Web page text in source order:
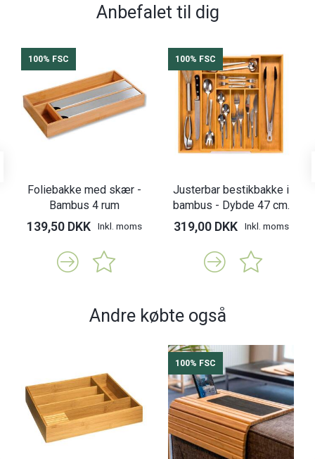
Anbefalet til dig
100% FSC
Foliebakke med skær -
Bambus 4 rum
139,50 DKK Inkl. moms
100% FSC
Justerbar bestikbakke i
bambus - Dybde 47 cm.
319,00 DKK Inkl. moms
Andre købte også
100% FSC